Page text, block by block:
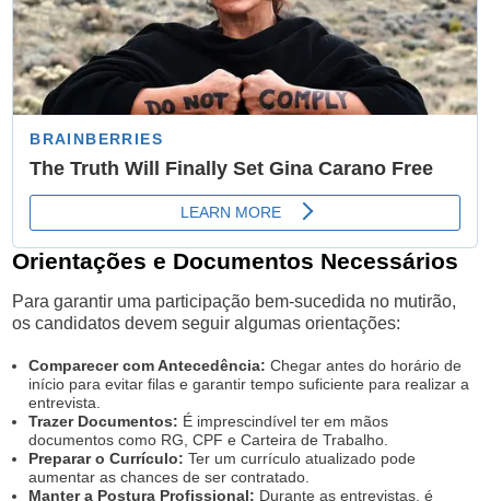
Orientações e Documentos Necessários
Para garantir uma participação bem-sucedida no mutirão,
os candidatos devem seguir algumas orientações:
Comparecer com Antecedência: Chegar antes do horário de
início para evitar filas e garantir tempo suficiente para realizar a
entrevista.
Trazer Documentos: É imprescindível ter em mãos
documentos como RG, CPF e Carteira de Trabalho.
Preparar o Currículo: Ter um currículo atualizado pode
aumentar as chances de ser contratado.
Manter a Postura Profissional: Durante as entrevistas, é